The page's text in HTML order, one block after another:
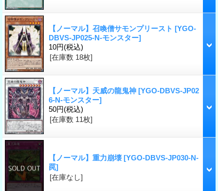
【ノーマル】召喚僧サモンプリースト [YGO-
DBVS-JP025-N-モンスター]
10円(税込)
[在庫数 18枚]
【ノーマル】天威の龍鬼神 [YGO-DBVS-JP02
6-N-モンスター]
50円(税込)
[在庫数 11枚]
【ノーマル】重力崩壊 [YGO-DBVS-JP030-N-
罠]
[在庫なし]